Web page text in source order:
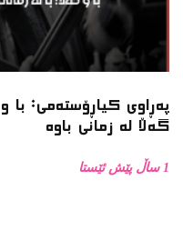
پەڕاوی کیاڕۆستەمی: با
گەڵا لە زمانی باوە